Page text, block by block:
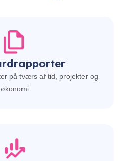
på tværs af tid, projekter og
økonomi